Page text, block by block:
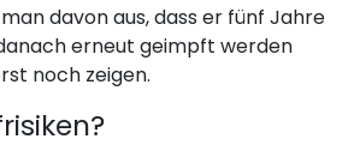
davon aus, dass er fünf Jahre
erneut geimpft werden
noch zeigen.